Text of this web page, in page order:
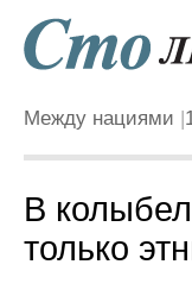
Между нациями
В
только